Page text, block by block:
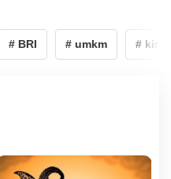
# BRI # umkm #